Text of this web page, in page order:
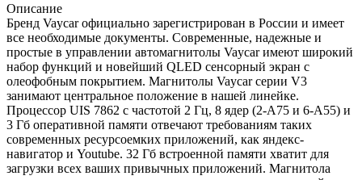
Описание
Бренд Vaycar официально зарегистрирован в России и имеет
все необходимые документы. Современные, надежные и
простые в управлении автомагнитолы Vaycar имеют широкий
набор функций и новейший QLED сенсорный экран с
олеофобным покрытием. Магнитолы Vaycar серии V3
занимают центральное положение в нашей линейке.
Процессор UIS 7862 с частотой 2 Гц, 8 ядер (2-А75 и 6-А55) и
3 Гб оперативной памяти отвечают требованиям таких
современных ресурсоемких приложений, как яндекс-
навигатор и Youtube. 32 Гб встроенной памяти хватит для
загрузки всех ваших привычных приложений. Магнитола